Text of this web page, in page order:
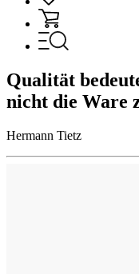
Qualität
nicht die Ware
Hermann Tietz